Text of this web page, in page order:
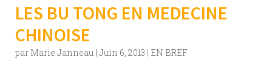
LES BU TONG EN MEDECINE
CHINOISE
par Marie Janneau | Juin 6, 2013 | EN BREF